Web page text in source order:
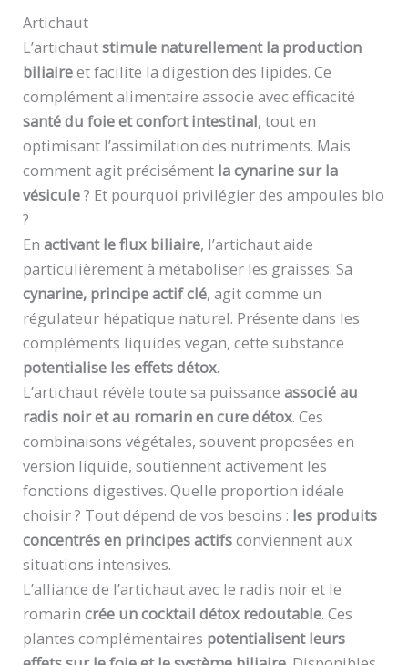
Artichaut
L’artichautstimule naturellement la production
biliaireet facilite la digestion des lipides. Ce
complément alimentaire associe avec efficacité
santé du foie et confort intestinal, tout en
optimisant l’assimilation des nutriments. Mais
comment agit précisément la cynarine sur la
vésicule? Et pourquoi privilégier des ampoules bio
?
Enactivant le flux biliaire, l’artichaut aide
particulièrement à métaboliser les graisses. Sa
cynarine, principe actif clé, agit comme un
régulateur hépatique naturel. Présente dans les
compléments liquides vegan, cette substance
potentialise les effets détox.
L’artichaut révèle toute sa puissanceassocié au
radis noir et au romarin en cure détox. Ces
combinaisons végétales, souvent proposées en
version liquide, soutiennent activement les
fonctions digestives. Quelle proportion idéale
choisir ? Tout dépend de vos besoins : les produits
concentrés en principes actifsconviennent aux
situations intensives.
L’alliance de l’artichaut avec le radis noir et le
romarincrée un cocktail détox redoutable. Ces
plantes complémentaires potentialisent leurs